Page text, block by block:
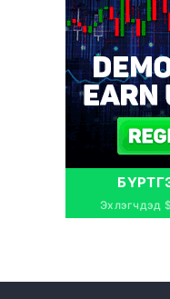
Эхлэгчдэд